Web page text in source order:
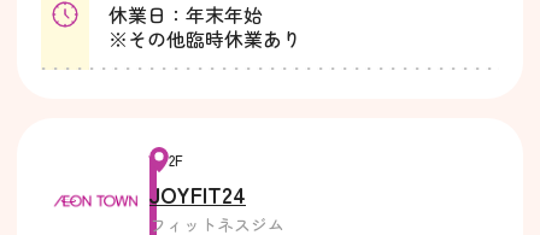
休業日：年末年始
※その他臨時休業あり
2F
JOYFIT24
フィットネスジム